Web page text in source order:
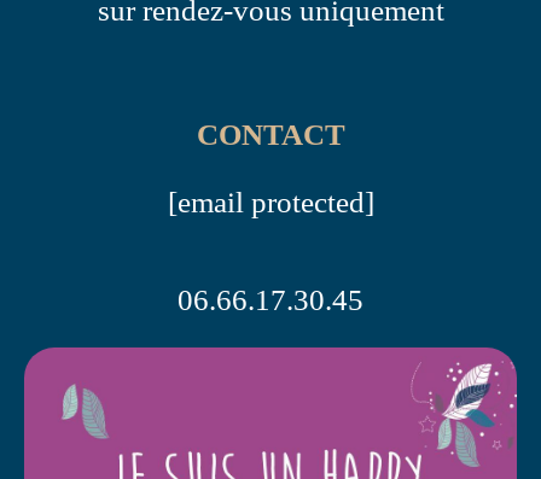
sur rendez-vous uniquement
CONTACT
[email protected]
06.66.17.30.45